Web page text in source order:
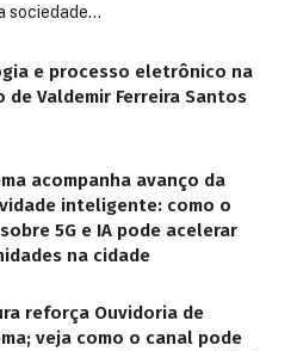
sociedade…
e processo eletrônico na
de Valdemir Ferreira Santos
acompanha avanço da
inteligente: como o
5G e IA pode acelerar
na cidade
reforça Ouvidoria de
veja como o canal pode